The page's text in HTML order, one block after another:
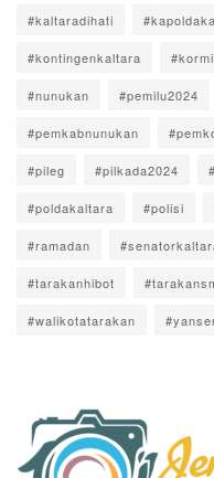
#kaltaradihati
#kontingenkaltara
#nunukan #pemilu2024
#pemkabnunukan
#pileg #pilkada2024
#poldakaltara #polisi
#ramadan
#tarakanhibot
#walikotatarakan